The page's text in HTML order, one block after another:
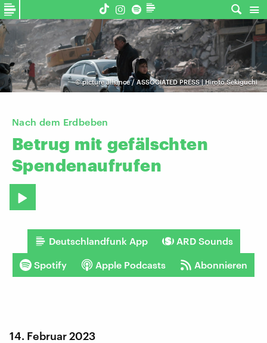
©picture alliance / ASSOCIATED PRESS | Hiroto Sekiguchi
Nach dem Erdbeben
Betrug mit gefälschten
Spendenaufrufen
Deutschlandfunk App ARD Sounds
Spotify Apple Podcasts Abonnieren
14. Februar 2023